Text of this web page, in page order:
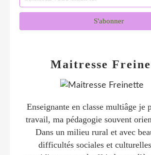
Maitresse
Enseignante en classe multiâge je
travail, ma pédagogie souvent
Dans un milieu rural et avec
difficultés sociales et